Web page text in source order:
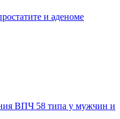
и аденоме
ВПЧ 58 типа у мужчин и